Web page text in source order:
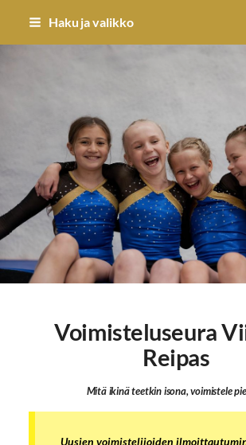
Siirry
sivun
sisältöön
Haku ja valikko
Voimisteluseura
Reipas
Mitä ikinä teetkin isona, voimistele
Uusien voimistelijoiden